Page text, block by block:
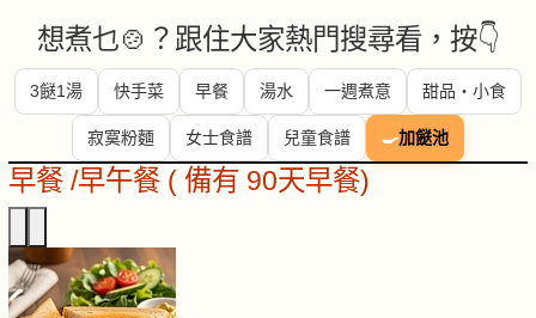
想煮乜🍲？跟住大家熱門搜尋看，按👇
3餸1湯 快手菜 早餐 湯水 一週煮意 甜品・小食
寂寞粉麵 女士食譜 兒童食譜 🍳加餸池
早餐 /早午餐 ( 備有 90天早餐)